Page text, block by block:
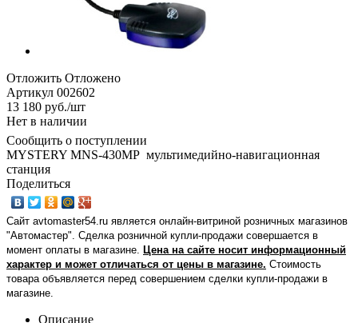
Отложить Отложено
Артикул 002602
13 180 руб./шт
Нет в наличии
Сообщить о поступлении
MYSTERY MNS-430MP мультимедийно-навигационная
станция
Поделиться
Сайт avtomaster54.ru является онлайн-витриной розничных магазинов
"Автомастер". Сделка розничной купли-продажи совершается в
момент оплаты в магазине.
Цена на сайте носит информационный
характер и может отличаться от цены в магазине. Стоимость
товара объявляется перед совершением сделки купли-продажи в
магазине
Описание